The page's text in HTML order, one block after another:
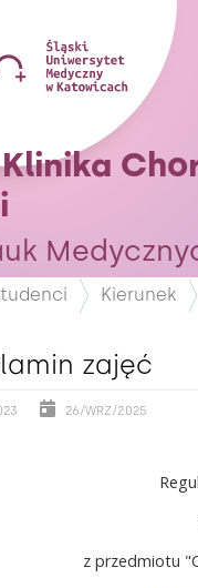
Kierunek
zajęć
26/WRZ/2025
z przedmiotu